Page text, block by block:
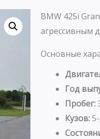
BMW 425i
агрессивным
Основные
Год
Пробег:
Кузов: